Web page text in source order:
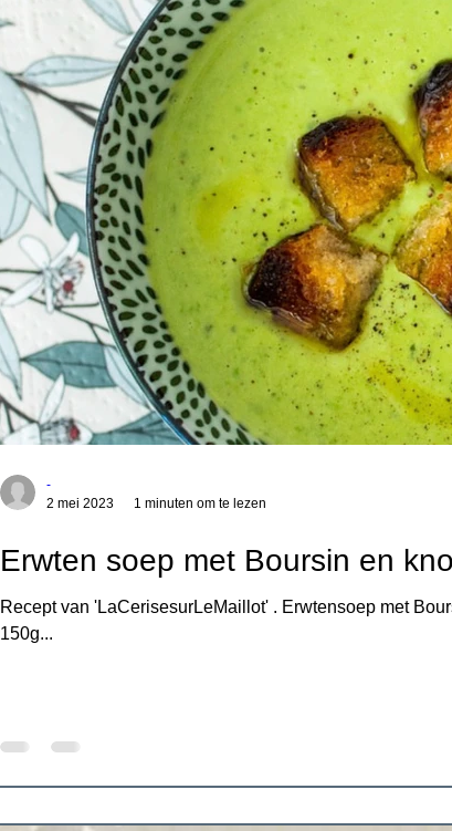
Erwten soep met Boursin en
Recept van 'LaCerisesurLeMaillot' . Erwtensoep met
150g...
-
2 mei 2023
1 minuten om te lezen